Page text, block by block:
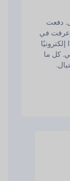
دفعت
وعرفت في
كل ما